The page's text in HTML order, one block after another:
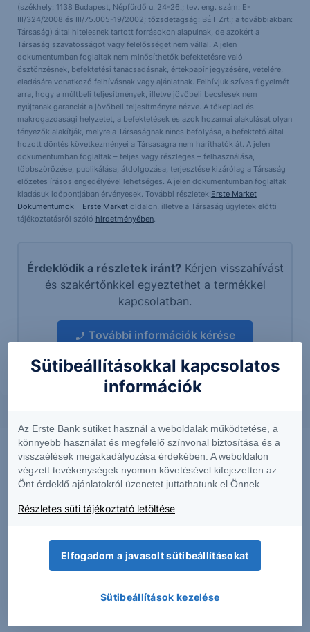
(székhely: 1138 Budapest, Népfürdő u. 24-26.; tev. eng. szám: E-
III/324/2008 és III/75.005-19/2002; tőzsdetagság: BÉT Zrt.; a továbbiakban:
Társaság) által hitelesnek tartott forrásokon alapulnak, de azokért a
Társaság szavatosságot vagy felelősséget nem vállal. A jelen
dokumentumban foglaltak nem minősíthetők befektetésre való
ösztönzésnek, befektetési tanácsadásnak, értékpapír jegyzésére, vételére,
eladására vonatkozó felhívásnak vagy ajánlatnak. Felhívjuk szíves figyelmét
arra, hogy a múltbeli teljesítmények, illetve jövőbeli becslések nem
nyújtanak garanciát a jövőbeli teljesítményre nézve. A tőkepiaci és
makrogazdasági helyzetet, a befektetések és azok hozamai alakulását olyan
tényezők alakítják, melyre a Társaságnak nincs befolyása, a befektető által
hozott döntés következményei a Társaságra nem háríthatók át. A jelen
dokumentumban foglaltak – teljes vagy részleges – felhasználása,
többszörözése, publikálása, átdolgozása, terjesztése kizárólag a Társaság
előzetes írásos engedélyével lehetséges. A jelen dokumentumban foglaltak
kiadásuk időpontjában érvényesek. További részletek:Erste Market
Dokumentumok – Erste Marketoldalon, illetve a Társaság ügyletek előtti
tájékoztatásról szóló hirdetményében.
Érdeklődik a részletek iránt? Kérjen visszahívást
és szakértőnkkel egyeztethet a termékkel
kapcsolatban.
További információk kérése
Sütibeállításokkal kapcsolatos
információk
Az Erste Bank sütiket használ a weboldalak működtetése, a
könnyebb használat és megfelelő színvonal biztosítása és a
visszaélések megakadályozása érdekében. A weboldalon
végzett tevékenységek nyomon követésével kifejezetten az
Önt érdeklő ajánlatokról üzenetet juttathatunk el Önnek.
Részletes süti tájékoztató letöltése
Elfogadom a javasolt sütibeállításokat
Sütibeállítások kezelése